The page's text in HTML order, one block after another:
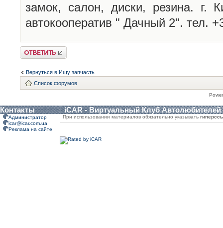
замок, салон, диски, резина.
автокооператив " Дачный 2". тел.
Ответить
Вернуться в Ищу запчасть
Список форумов
Контакты iCAR - Виртуальный Клуб Автолюбителей
Администратор
icar@icar.com.ua
Реклама на сайте
При использовании материалов обязательно указывать